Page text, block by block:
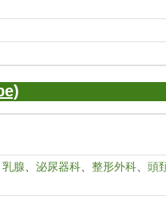
乳腺 泌尿器科 整形外科 頭